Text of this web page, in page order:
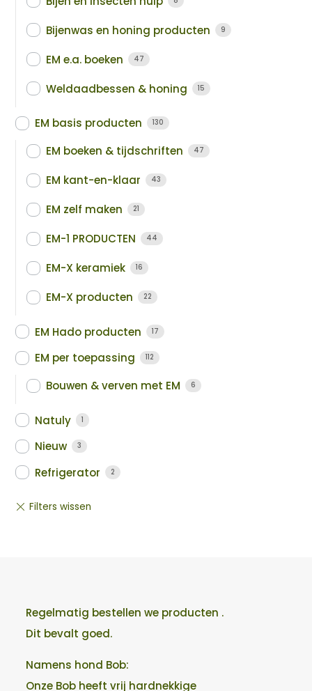
Bijenwas en honing producten 9
EM e.a. boeken 47
Weldaadbessen & honing 15
EM basis producten 130
EM boeken & tijdschriften 47
EM kant-en-klaar 43
EM zelf maken 21
EM-1 PRODUCTEN 44
EM-X keramiek 16
EM-X producten 22
EM Hado producten 17
EM per toepassing 112
Bouwen & verven met EM 6
Natuly 1
Nieuw 3
Refrigerator 2
Regelmatig bestellen we producten .
Dit bevalt goed.
Namens hond Bob:
Onze Bob heeft vrij hardnekkige